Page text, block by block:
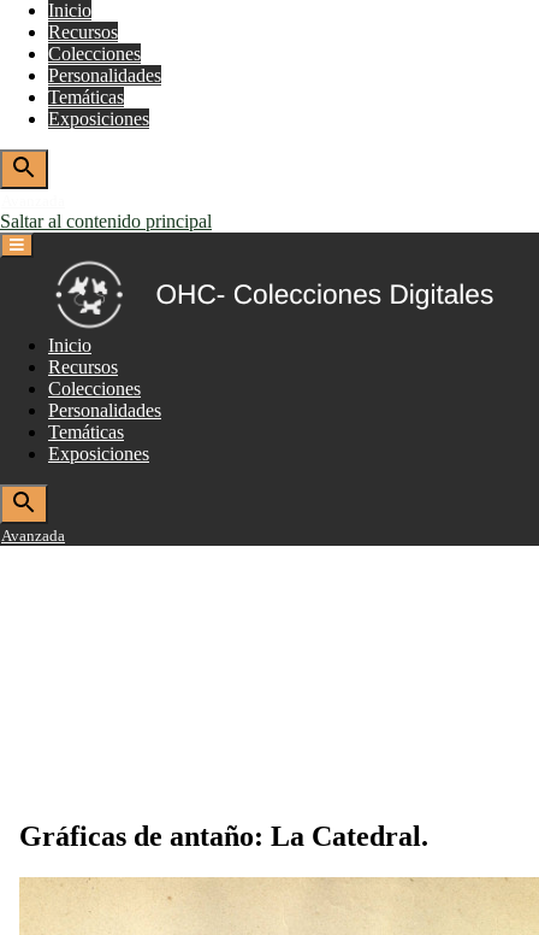
Inicio
Recursos
Colecciones
Personalidades
Temáticas
Exposiciones
Saltar al contenido principal
Inicio
Recursos
Colecciones
Personalidades
Temáticas
Exposiciones
Avanzada
Gráficas de antaño: La Catedral.